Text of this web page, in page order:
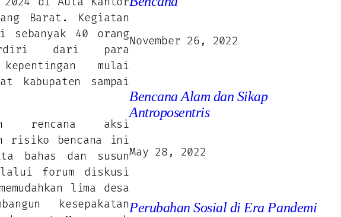
Barat. Kegiatan
40 orang
dari para
kepentingan mulai
kabupaten sampai
rencana aksi
risiko bencana ini
bahas dan susun
forum diskusi
lima desa
kesepakatan
November 26, 2022
Bencana Alam dan Sikap
Antroposentris
May 28, 2022
Perubahan Sosial di Era Pandemi